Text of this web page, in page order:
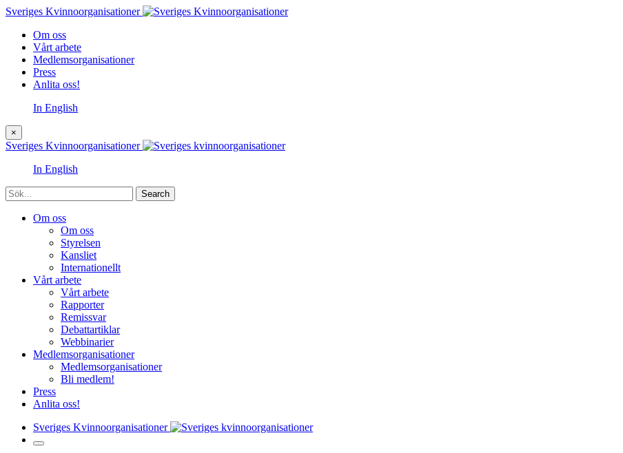
Sveriges Kvinnoorganisationer
Om oss
Vårt arbete
Medlemsorganisationer
Press
Anlita oss!
In English
×
Sveriges Kvinnoorganisationer
In English
Sök
Om oss
Om oss
Styrelsen
Kansliet
Internationellt
Vårt arbete
Vårt arbete
Rapporter
Remissvar
Debattartiklar
Webbinarier
Medlemsorganisationer
Medlemsorganisationer
Bli medlem!
Press
Anlita oss!
Sveriges Kvinnoorganisationer